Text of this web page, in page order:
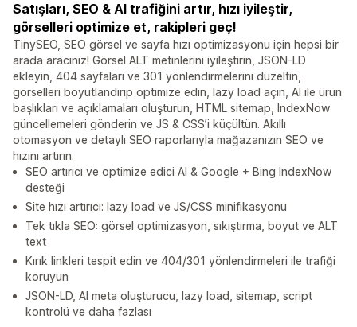
Satışları, SEO & AI trafiğini artır, hızı iyileştir,
görselleri optimize et, rakipleri geç!
TinySEO, SEO görsel ve sayfa hızı optimizasyonu için hepsi bir
arada aracınız! Görsel ALT metinlerini iyileştirin, JSON-LD
ekleyin, 404 sayfaları ve 301 yönlendirmelerini düzeltin,
görselleri boyutlandırıp optimize edin, lazy load açın, AI ile ürün
başlıkları ve açıklamaları oluşturun, HTML sitemap, IndexNow
güncellemeleri gönderin ve JS & CSS’i küçültün. Akıllı
otomasyon ve detaylı SEO raporlarıyla mağazanızın SEO ve
hızını artırın.
SEO artırıcı ve optimize edici AI & Google + Bing IndexNow
desteği
Site hızı artırıcı: lazy load ve JS/CSS minifikasyonu
Tek tıkla SEO: görsel optimizasyon, sıkıştırma, boyut ve ALT
text
Kırık linkleri tespit edin ve 404/301 yönlendirmeleri ile trafiği
koruyun
JSON-LD, AI meta oluşturucu, lazy load, sitemap, script
kontrolü ve daha fazlası